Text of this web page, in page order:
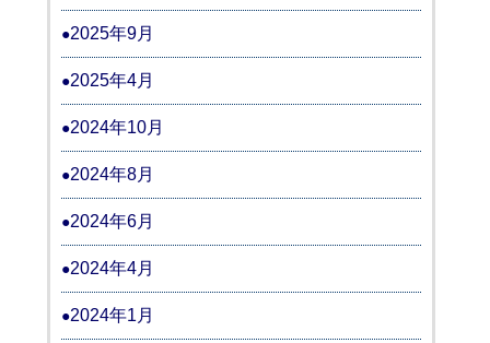
2025年9月
2025年4月
2024年10月
2024年8月
2024年6月
2024年4月
2024年1月